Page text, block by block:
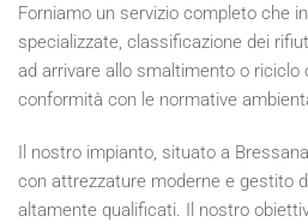
Forniamo un servizio completo che
specializzate, classificazione dei
ad arrivare allo smaltimento o riciclo
conformità con le normative
Il nostro impianto, situato a
con attrezzature moderne e gestito
altamente qualificati. Il nostro